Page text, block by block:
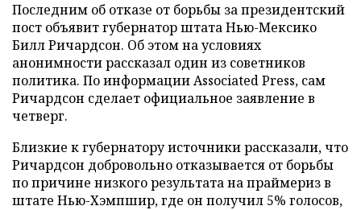
Последним об отказе от борьбы за президентский
пост объявит губернатор штата Нью-Мексико
Билл Ричардсон. Об этом на условиях
анонимности рассказал один из советников
политика. По информации Associated Press, сам
Ричардсон сделает официальное заявление в
четверг.
Близкие к губернатору источники рассказали, что
Ричардсон добровольно отказывается от борьбы
по причине низкого результата на праймериз в
штате Нью-Хэмпшир, где он получил 5% голосов,